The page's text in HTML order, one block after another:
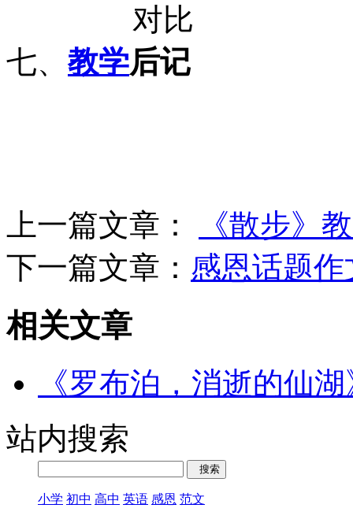
对比
七、教学后记
上一篇文章：
《散步》
下一篇文章： 感恩话题
相关文章
《罗布泊，消逝的仙
站内搜索
小学 初中 高中 英语 感恩 范文